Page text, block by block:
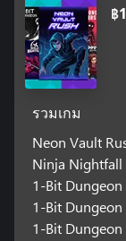
฿
รวมเกม
Neon Vault
Ninja Nightfall
1-Bit Dungeon
1-Bit
1-Bit Dungeon